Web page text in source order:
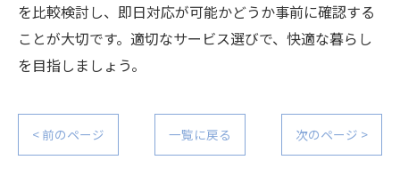
を比較検討し、即日対応が可能かどうか事前に確認する
ことが大切です。適切なサービス選びで、快適な暮らし
を目指しましょう。
< 前のページ 一覧に戻る 次のページ >